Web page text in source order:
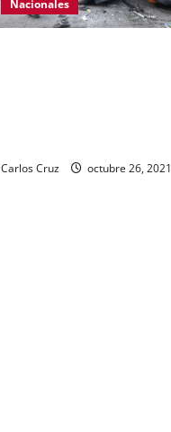
Nacionales
Carlos Cruz octubre 26, 2021